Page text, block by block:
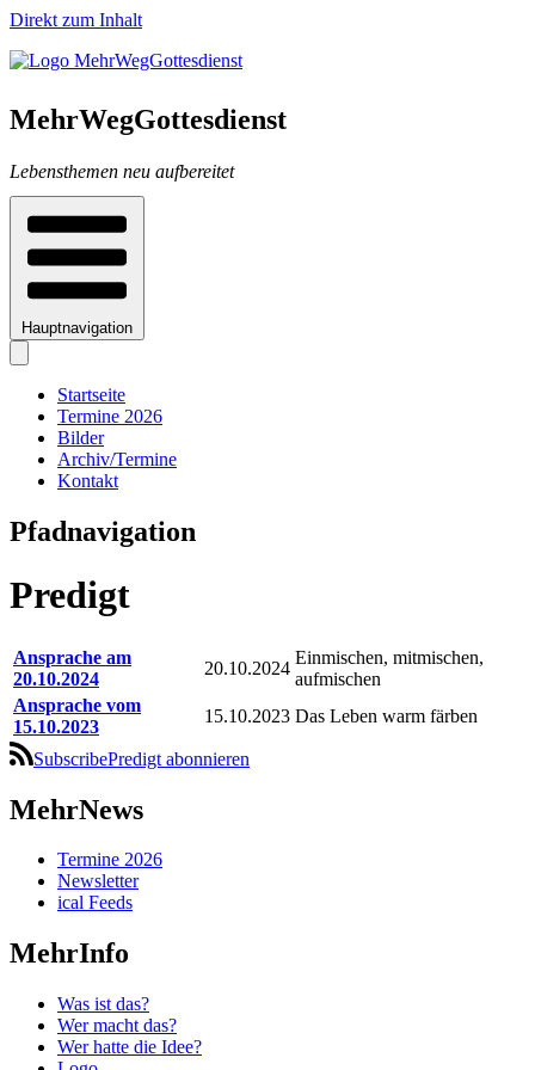
Direkt zum Inhalt
MehrWegGottesdienst
Lebensthemen neu aufbereitet
Hauptnavigation
Startseite
Termine 2026
Bilder
Archiv/Termine
Kontakt
Pfadnavigation
Predigt
Ansprache am
20.10.2024
20.10.2024
Einmischen, mitmischen,
aufmischen
Ansprache vom
15.10.2023
15.10.2023 Das Leben warm färben
SubscribePredigt abonnieren
MehrNews
Termine 2026
Newsletter
ical Feeds
MehrInfo
Was ist das?
Wer macht das?
Wer hatte die Idee?